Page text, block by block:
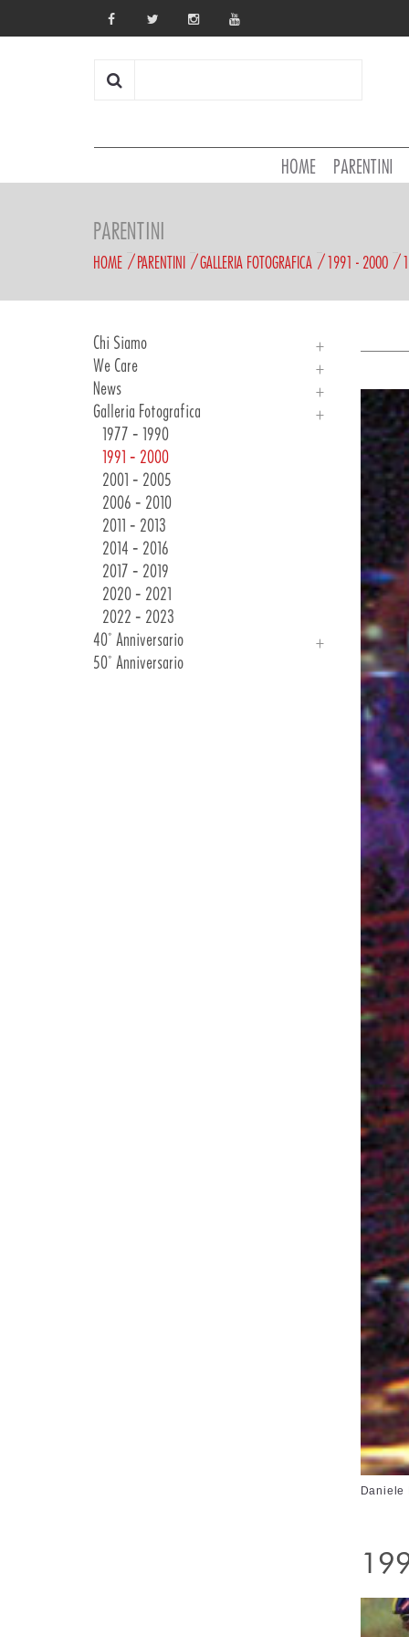
HOME PARENTINI
PARENTINI
HOME PARENTINI GALLERIA FOTOGRAFICA 1991 - 2000
Chi Siamo
Chi Siamo
Storia
We Care
We Care
News
Gare & Eventi
Collezione Inverno 24
Comunicazioni Clienti
Galleria Fotografica
1977 - 1990
1991 - 2000
2001 - 2005
2006 - 2010
2011 - 2013
2014 - 2016
2017 - 2019
2020 - 2021
2022 - 2023
40° Anniversario
Introduzione
50° Anniversario
Daniele